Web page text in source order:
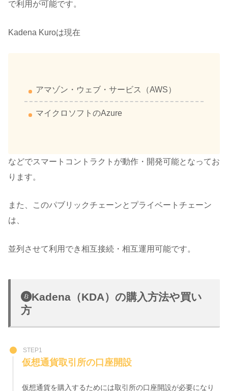
で利用が可能です。
Kadena Kuroは現在
アマゾン・ウェブ・サービス（AWS）
マイクロソフトのAzure
などでスマートコントラクトが動作・開発可能となってお
ります。
また、このパブリックチェーンとプライベートチェーン
は、
並列させて利用でき相互接続・相互運用可能です。
Kadena（KDA）の購入方法や買い
方
STEP1
仮想通貨取引所の口座開設
仮想通貨を購入するためには取引所の口座開設が必要になり